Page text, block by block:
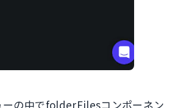
の中でfolderFilesコンポーネン